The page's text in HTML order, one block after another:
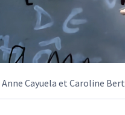
Cayuela et Caroline Bert